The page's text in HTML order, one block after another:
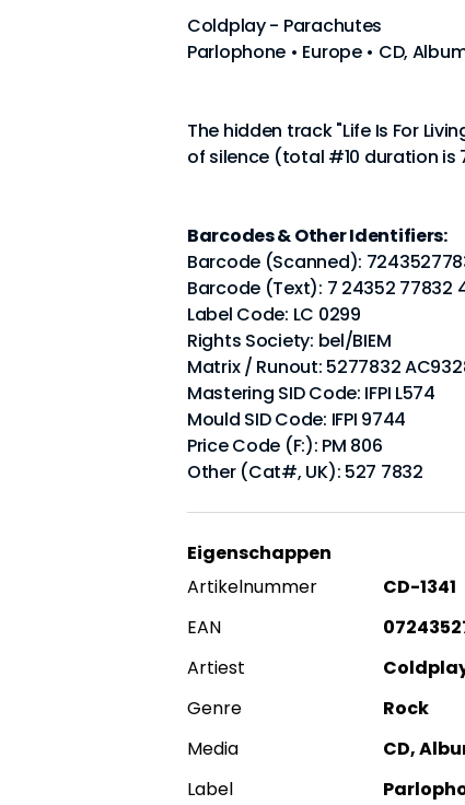
Coldplay - Parachutes
Parlophone • Europe • CD,
The hidden track "Life Is For
of silence (total #10 duration is
Barcodes & Other Identifiers:
Barcode (Scanned):
Barcode (Text): 7 24352 77832
Label Code: LC 0299
Rights Society: bel/BIEM
Matrix / Runout: 5277832
Mastering SID Code: IFPI L574
Mould SID Code: IFPI 9744
Price Code (F:): PM 806
Other (Cat#, UK): 527 7832
Eigenschappen
Artikelnummer
CD-1341
EAN
Artiest
Genre
Rock
Media
CD,
Label